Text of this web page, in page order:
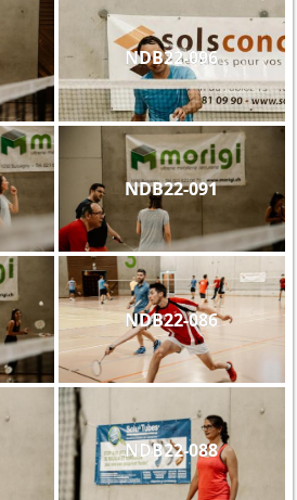
NDB22-096
NDB22-091
NDB22-086
NDB22-088